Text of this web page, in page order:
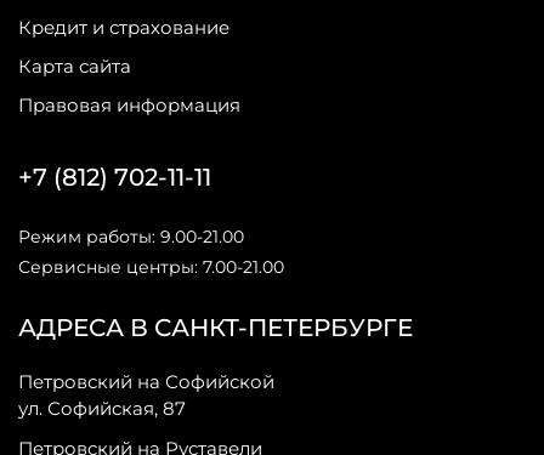
Кредит и страхование
Карта сайта
Правовая информация
АДРЕСА В САНКТ-ПЕТЕРБУРГЕ
Петровский на Софийской
ул. Софийская, 87
Петровский на Руставели
+7 (812) 702-11-11
Режим работы: 9.00-21.00
Сервисные центры: 7.00-21.00